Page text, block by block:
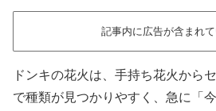
記事内に広告が含まれて
ドンキの花火は、手持ち花火から
で種類が見つかりやすく、急に「